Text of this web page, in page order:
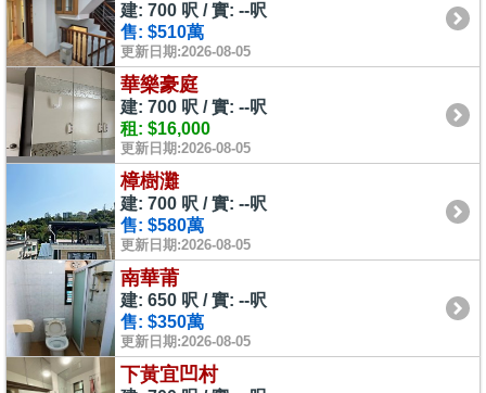
建: 700 呎 / 實: --呎
售: $510萬
更新日期:2026-08-05
華樂豪庭
建: 700 呎 / 實: --呎
租: $16,000
更新日期:2026-08-05
樟樹灘
建: 700 呎 / 實: --呎
售: $580萬
更新日期:2026-08-05
南華莆
建: 650 呎 / 實: --呎
售: $350萬
更新日期:2026-08-05
下黃宜凹村